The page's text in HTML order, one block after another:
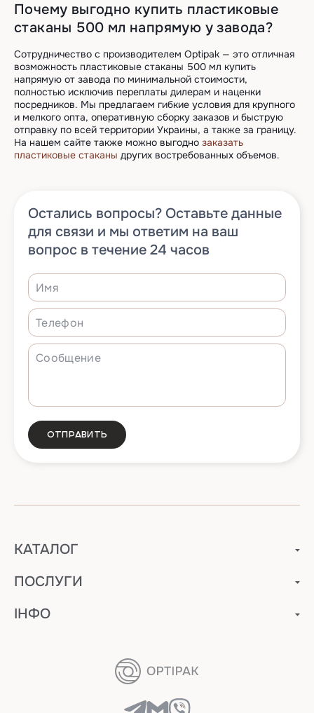
Почему выгодно купить пластиковые
стаканы 500 мл напрямую у завода?
Сотрудничество с производителем Optipak — это отличная
возможность пластиковые стаканы 500 мл купить
напрямую от завода по минимальной стоимости,
полностью исключив переплаты дилерам и наценки
посредников. Мы предлагаем гибкие условия для крупного
и мелкого опта, оперативную сборку заказов и быструю
отправку по всей территории Украины, а также за границу.
На нашем сайте также можно выгодно заказать
пластиковые стаканы других востребованных объемов.
Остались вопросы? Оставьте данные
для связи и мы ответим на ваш
вопрос в течение 24 часов
Отправить
КАТАЛОГ
ПОСЛУГИ
ІНФО